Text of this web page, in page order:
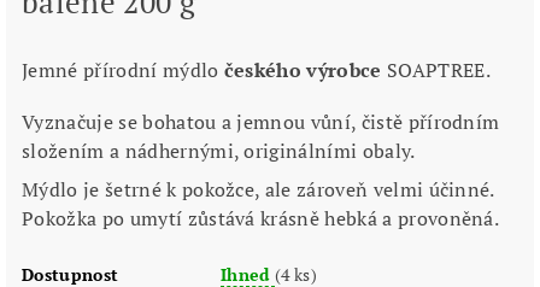
Jemné přírodní mýdlo českého výrobce SOAPTREE.
Vyznačuje se bohatou a jemnou vůní, čistě přírodním
složením a nádhernými, originálními obaly.
Mýdlo je šetrné k pokožce, ale zároveň velmi účinné.
Pokožka po umytí zůstává krásně hebká a provoněná.
Dostupnost Ihned(4 ks)